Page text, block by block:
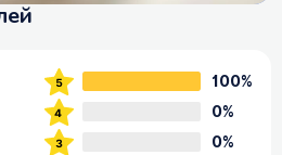
100%
0%
0%